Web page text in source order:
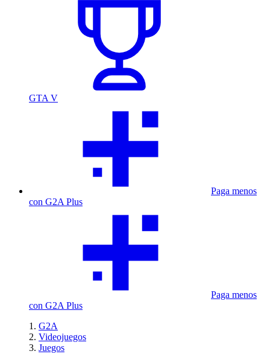
GTA V
Paga menos
con G2A Plus
Paga menos
con G2A Plus
G2A
Videojuegos
Juegos